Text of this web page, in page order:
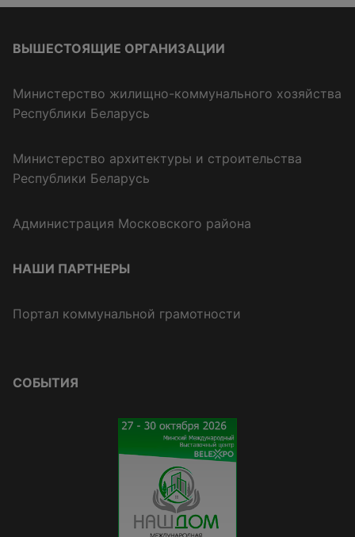
ВЫШЕСТОЯЩИЕ ОРГАНИЗАЦИИ
Министерство жилищно-коммунального хозяйства
Республики Беларусь
Министерство архитектуры и строительства
Республики Беларусь
Администрация Московского района
НАШИ ПАРТНЕРЫ
Портал коммунальной грамотности
СОБЫТИЯ